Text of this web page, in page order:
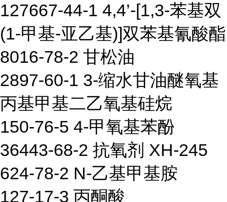
127667-44-1 4,4’-[1,3-苯基双
(1-甲基-亚乙基)]双苯基氰酸酯
8016-78-2 甘松油
2897-60-1 3-缩水甘油醚氧基
丙基甲基二乙氧基硅烷
150-76-5 4-甲氧基苯酚
36443-68-2 抗氧剂 XH-245
624-78-2 N-乙基甲基胺
127-17-3 丙酮酸